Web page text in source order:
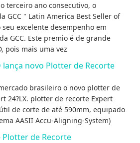
terceiro ano consecutivo, o
GCC " Latin America Best Seller of
excelente desempenho em
GCC. Este premio é de grande
pois mais uma vez
lança novo Plotter de Recorte
brasileiro o novo plotter de
24?LX. plotter de recorte Expert
de corte de até 590mm, equipado
AASII Accu-Aligning-System)
Plotter de Recorte